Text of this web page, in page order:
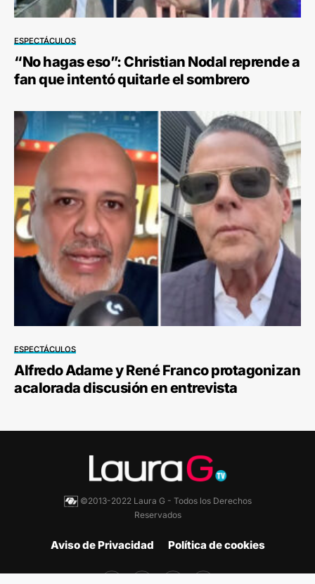
ESPECTÁCULOS
“No hagas eso”: Christian Nodal reprende a
fan que intentó quitarle el sombrero
ESPECTÁCULOS
Alfredo Adame y René Franco protagonizan
acalorada discusión en entrevista
©2013-2022 Laura G - Todos los Derechos
Reservados
Aviso de Privacidad Política de cookies